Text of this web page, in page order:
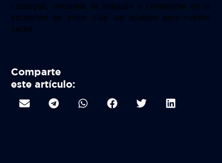
conseguir, encontrar la solución y convertirse en la
excepción en estos días tan aciagos para nuestro
sector.
Comparte
este artículo: